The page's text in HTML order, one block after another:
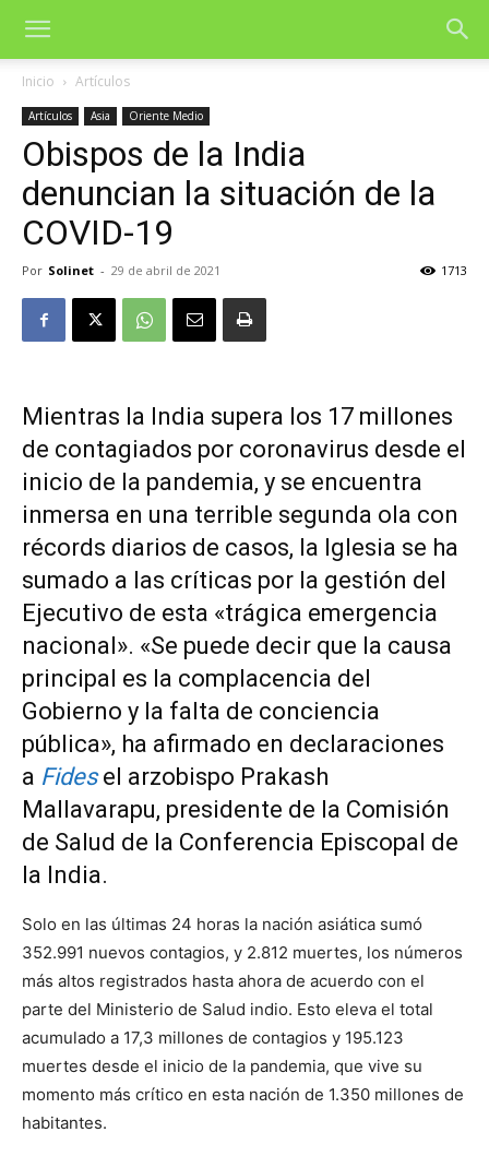
Inicio Artículos
Artículos Asia Oriente Medio
Obispos de la India
denuncian la situación de la
COVID-19
Por Solinet - 29 de abril de 2021 1713
Mientras la India supera los 17 millones
de contagiados por coronavirus desde el
inicio de la pandemia, y se encuentra
inmersa en una terrible segunda ola con
récords diarios de casos, la Iglesia se ha
sumado a las críticas por la gestión del
Ejecutivo de esta «trágica emergencia
nacional». «Se puede decir que la causa
principal es la complacencia del
Gobierno y la falta de conciencia
pública», ha afirmado en declaraciones
a Fidesel arzobispo Prakash
Mallavarapu, presidente de la Comisión
de Salud de la Conferencia Episcopal de
la India.
Solo en las últimas 24 horas la nación asiática sumó
352.991 nuevos contagios, y 2.812 muertes, los números
más altos registrados hasta ahora de acuerdo con el
parte del Ministerio de Salud indio. Esto eleva el total
acumulado a 17,3 millones de contagios y 195.123
muertes desde el inicio de la pandemia, que vive su
momento más crítico en esta nación de 1.350 millones de
habitantes.